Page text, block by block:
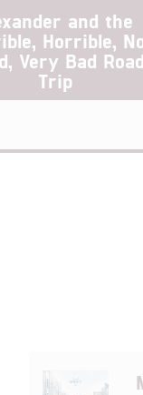
and the
Horrible,
Very Bad Road
Trip